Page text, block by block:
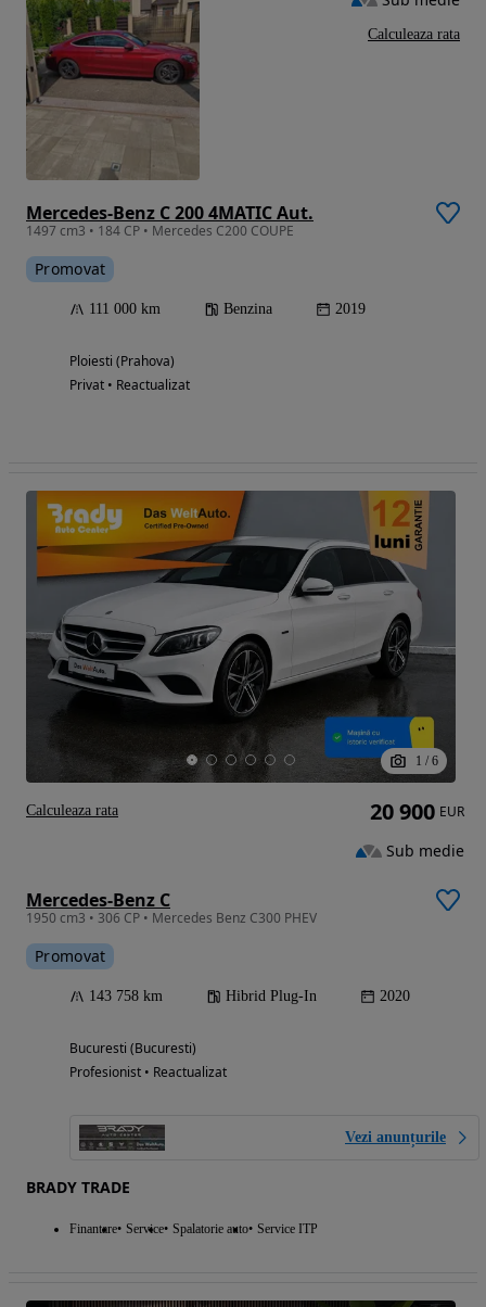
Mercedes-Benz C 200 4MATIC Aut.
1497 cm3 • 184 CP • Mercedes C200 COUPE
Promovat
111 000 km Benzina 2019
Ploiesti (Prahova)
Privat • Reactualizat
Calculeaza rata
1 / 6
Mercedes-Benz C
1950 cm3 • 306 CP • Mercedes Benz C300 PHEV
Promovat
143 758 km Hibrid Plug-In 2020
Bucuresti (Bucuresti)
Profesionist • Reactualizat
Vezi anunțurile
BRADY TRADE
Finantare Service Spalatorie auto Service ITP
20 900 EUR
Sub medie
Calculeaza rata